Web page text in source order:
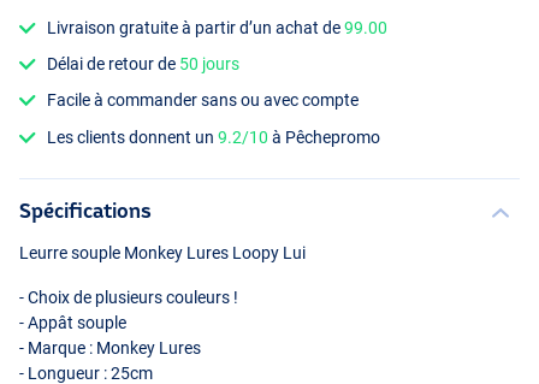
Livraison gratuite à partir d’un achat de99.00
Délai de retour de 50 jours
Facile à commander sans ou avec compte
Les clients donnent un9.2/10 à Pêchepromo
Spécifications
Leurre souple Monkey Lures Loopy Lui
- Choix de plusieurs couleurs !
- Appât souple
- Marque : Monkey Lures
- Longueur : 25cm